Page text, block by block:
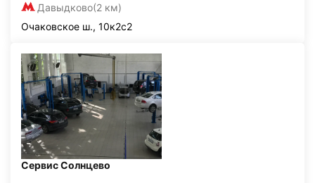
Давыдково(2 км)
Очаковское ш., 10к2с2
Сервис Солнцево